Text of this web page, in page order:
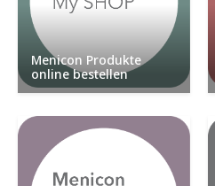
Menicon Produkte
online bestellen